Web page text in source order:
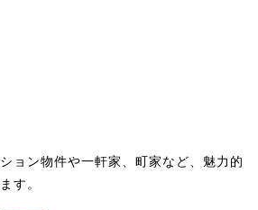
ョン物件や一軒家、町家など、魅力的
す。